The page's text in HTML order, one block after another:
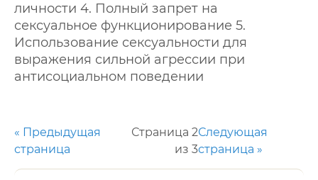
личности 4. Полный запрет на
сексуальное функционирование 5.
Использование сексуальности для
выражения сильной агрессии при
антисоциальном поведении
« Предыдущая
страница
Страница 2
из 3
Следующая
страница »